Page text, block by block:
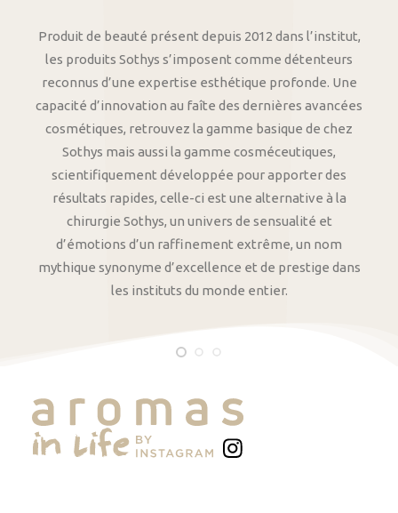
Produit de beauté présent depuis 2012 dans l’institut,
les produits Sothys s’imposent comme détenteurs
reconnus d’une expertise esthétique profonde. Une
capacité d’innovation au faîte des dernières avancées
cosmétiques, retrouvez la gamme basique de chez
Sothys mais aussi la gamme cosméceutiques,
scientifiquement développée pour apporter des
résultats rapides, celle-ci est une alternative à la
chirurgie Sothys, un univers de sensualité et
d’émotions d’un raffinement extrême, un nom
mythique synonyme d’excellence et de prestige dans
les instituts du monde entier.